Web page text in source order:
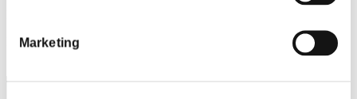
Marketing
Posizione